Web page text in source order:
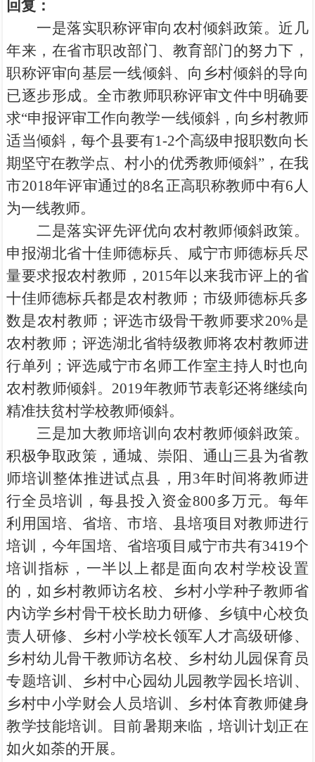
回复：
一是落实职称评审向农村倾斜政策。近几
年来，在省市职改部门、教育部门的努力下，
职称评审向基层一线倾斜、向乡村倾斜的导向
已逐步形成。全市教师职称评审文件中明确要
求“申报评审工作向教学一线倾斜，向乡村教师
适当倾斜，每个县要有1-2个高级申报职数向长
期坚守在教学点、村小的优秀教师倾斜”，在我
市2018年评审通过的8名正高职称教师中有6人
为一线教师。
二是落实评先评优向农村教师倾斜政策。
申报湖北省十佳师德标兵、咸宁市师德标兵尽
量要求报农村教师，2015年以来我市评上的省
十佳师德标兵都是农村教师；市级师德标兵多
数是农村教师；评选市级骨干教师要求20%是
农村教师；评选湖北省特级教师将农村教师进
行单列；评选咸宁市名师工作室主持人时也向
农村教师倾斜。2019年教师节表彰还将继续向
精准扶贫村学校教师倾斜。
三是加大教师培训向农村教师倾斜政策。
积极争取政策，通城、崇阳、通山三县为省教
师培训整体推进试点县，用3年时间将教师进
行全员培训，每县投入资金800多万元。每年
利用国培、省培、市培、县培项目对教师进行
培训，今年国培、省培项目咸宁市共有3419个
培训指标，一半以上都是面向农村学校设置
的，如乡村教师访名校、乡村小学种子教师省
内访学乡村骨干校长助力研修、乡镇中心校负
责人研修、乡村小学校长领军人才高级研修、
乡村幼儿骨干教师访名校、乡村幼儿园保育员
专题培训、乡村中心园幼儿园教学园长培训、
乡村中小学财会人员培训、乡村体育教师健身
教学技能培训。目前暑期来临，培训计划正在
如火如荼的开展。